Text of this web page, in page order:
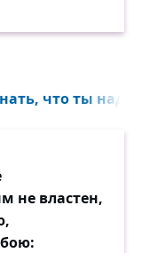
что ты над
не властен,